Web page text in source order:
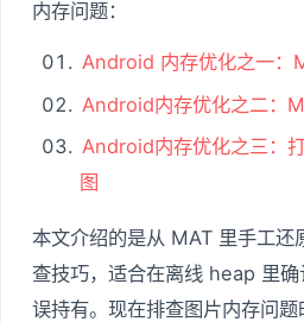
内存问题：
Android 内存优化之一：
Android内存优化之二：
Android内存优化之三：
图
本文介绍的是从 MAT 里手工
查技巧，适合在离线 heap 里确
误持有。现在排查图片内存问